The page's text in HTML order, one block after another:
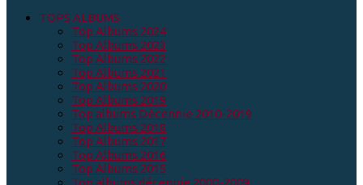
TOPS ALBUMS
Top Albums 2024
Top Albums 2023
Top Albums 2022
Top Albums 2021
Top Albums 2020
Top Albums 2019
Top albums Décennie 2010-2019
Top Albums 2018
Top Albums 2017
Top Albums 2016
Top Albums 2015